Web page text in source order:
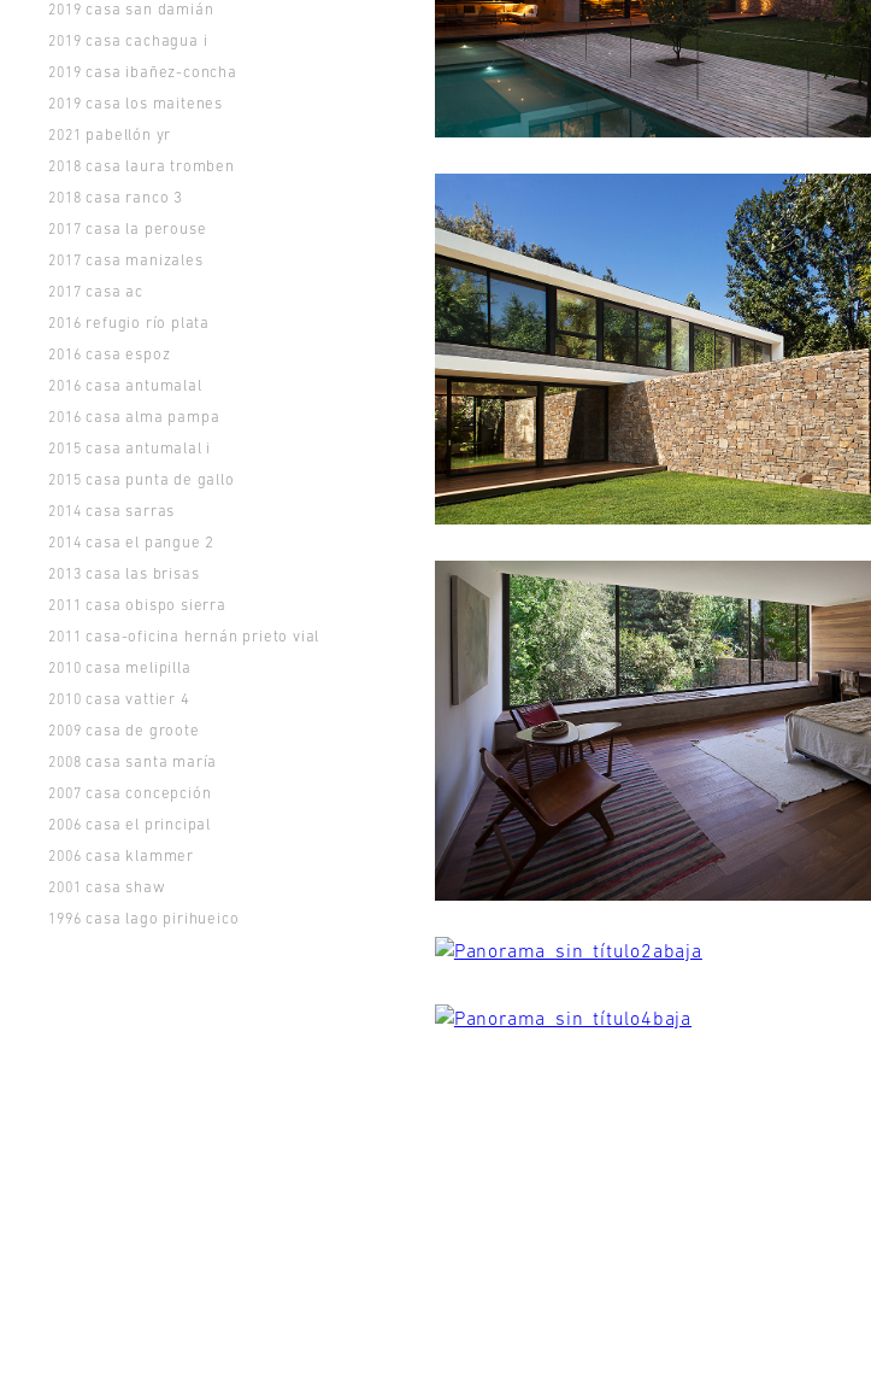
2019 casa san damián
2019 casa cachagua i
2019 casa ibañez-concha
2019 casa los maitenes
2021 pabellón yr
2018 casa laura tromben
2018 casa ranco 3
2017 casa la perouse
2017 casa manizales
2017 casa ac
2016 refugio río plata
2016 casa espoz
2016 casa antumalal
2016 casa alma pampa
2015 casa antumalal i
2015 casa punta de gallo
2014 casa sarras
2014 casa el pangue 2
2013 casa las brisas
2011 casa obispo sierra
2011 casa-oficina hernán prieto vial
2010 casa melipilla
2010 casa vattier 4
2009 casa de groote
2008 casa santa maría
2007 casa concepción
2006 casa el principal
2006 casa klammer
2001 casa shaw
1996 casa lago pirihueico